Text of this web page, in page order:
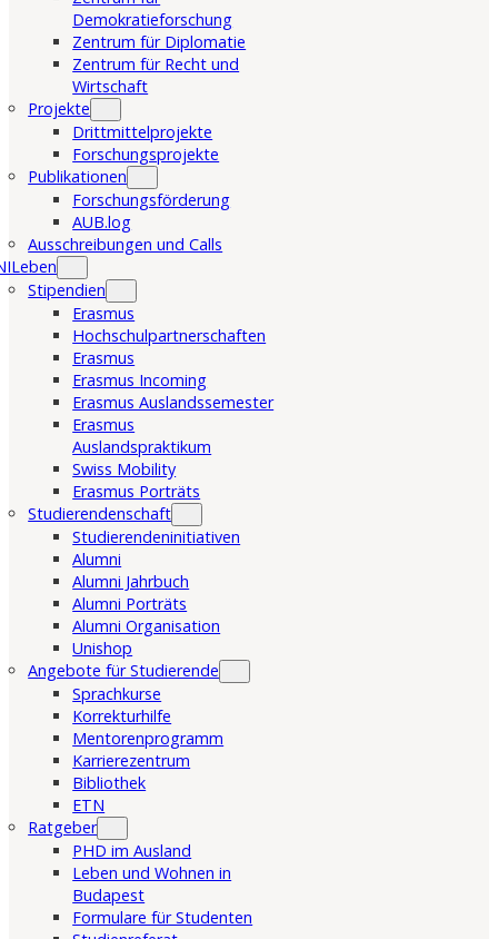
Demokratieforschung
Zentrum für Diplomatie
Zentrum für Recht und
Wirtschaft
Projekte
Drittmittelprojekte
Forschungsprojekte
Publikationen
Forschungsförderung
AUB.log
Ausschreibungen und Calls
Stipendien
Erasmus
Hochschulpartnerschaften
Erasmus
Erasmus Incoming
Erasmus Auslandssemester
Erasmus
Auslandspraktikum
Swiss Mobility
Erasmus Porträts
Studierendenschaft
Studierendeninitiativen
Alumni
Alumni Jahrbuch
Alumni Porträts
Alumni Organisation
Unishop
Angebote für Studierende
Sprachkurse
Korrekturhilfe
Mentorenprogramm
Karrierezentrum
Bibliothek
ETN
Ratgeber
PHD im Ausland
Leben und Wohnen in
Budapest
Formulare für Studenten